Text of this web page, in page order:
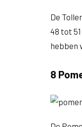
De
48 tot
hebben
8